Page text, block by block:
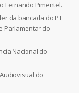
Fernando Pimentel.
da bancada do PT
Parlamentar do
Nacional do
do